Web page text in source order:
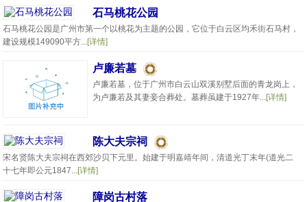
石马桃花公园
石马桃花公园是广州市第一个以桃花为主题的公园，它位于白云区均禾街石马村，
建设规模149090平方...[详情]
卢廉若墓
卢廉若墓，位于广州市白云山双溪别墅后面的青龙岗上，
为卢廉若及其妻妾合葬处。墓葬虽建于1927年...[详情]
陈大夫宗祠
宋名贤陈大夫宗祠在西郊沙贝下元里。始建于明嘉靖年间，清道光丁末年(道光二
十七年即公元1847...[详情]
障岗古村落